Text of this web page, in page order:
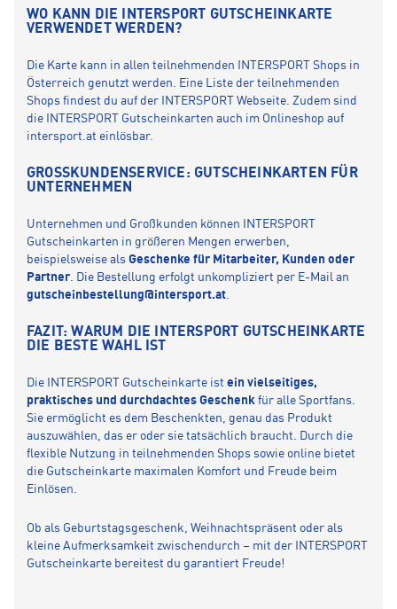
WO KANN DIE INTERSPORT GUTSCHEINKARTE
VERWENDET WERDEN?
Die Karte kann in allen teilnehmenden INTERSPORT Shops in
Österreich genutzt werden. Eine Liste der teilnehmenden
Shops findest du auf der INTERSPORT Webseite. Zudem sind
die INTERSPORT Gutscheinkarten auch im Onlineshop auf
intersport.at einlösbar.
GROSSKUNDENSERVICE: GUTSCHEINKARTEN FÜR U
NTERNEHMEN
Unternehmen und Großkunden können INTERSPORT
Gutscheinkarten in größeren Mengen erwerben,
beispielsweise als Geschenke für Mitarbeiter, Kunden oder
Partner. Die Bestellung erfolgt unkompliziert per E-Mail an
gutscheinbestellung@intersport.at.
FAZIT: WARUM DIE INTERSPORT GUTSCHEINKARTE
DIE BESTE WAHL IST
Die INTERSPORT Gutscheinkarte ist ein vielseitiges,
praktisches und durchdachtes Geschenk für alle Sportfans.
Sie ermöglicht es dem Beschenkten, genau das Produkt
auszuwählen, das er oder sie tatsächlich braucht. Durch die
flexible Nutzung in teilnehmenden Shops sowie online bietet
die Gutscheinkarte maximalen Komfort und Freude beim
Einlösen.
Ob als Geburtstagsgeschenk, Weihnachtspräsent oder als
kleine Aufmerksamkeit zwischendurch – mit der INTERSPORT
Gutscheinkarte bereitest du garantiert Freude!